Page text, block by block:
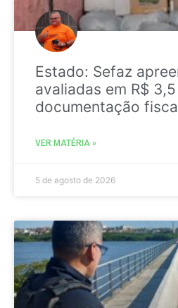
Estado: Sefaz
avaliadas em R$
documentação
VER MATÉRIA »
5 de agosto de 2026